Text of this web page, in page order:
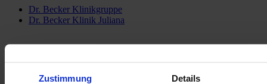
Zustimmung Details
Dr. Becker Klinikgruppe
Dr. Becker Klinik Juliana